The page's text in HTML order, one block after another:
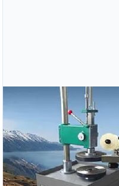
Nghệ Thuật Chuyển
Thảo Đến Tu
Mỗi món trang sức tinh
và đá quý, mà còn là minh
Đọc toàn bộ bài viết